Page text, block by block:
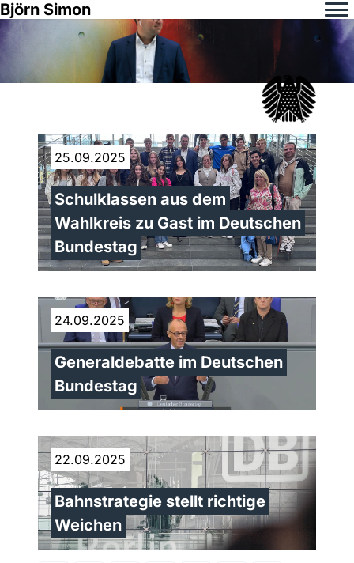
Björn Simon
25.09.2025
Schulklassen aus dem
Wahlkreis zu Gast im Deutschen
Bundestag
24.09.2025
Generaldebatte im Deutschen
Bundestag
22.09.2025
Bahnstrategie stellt richtige
Weichen